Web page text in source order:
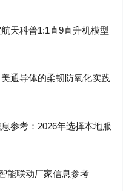
天科普1:1直9直升机模型
通导体的柔韧防氧化实践
参考：2026年选择本地服
能联动厂家信息参考